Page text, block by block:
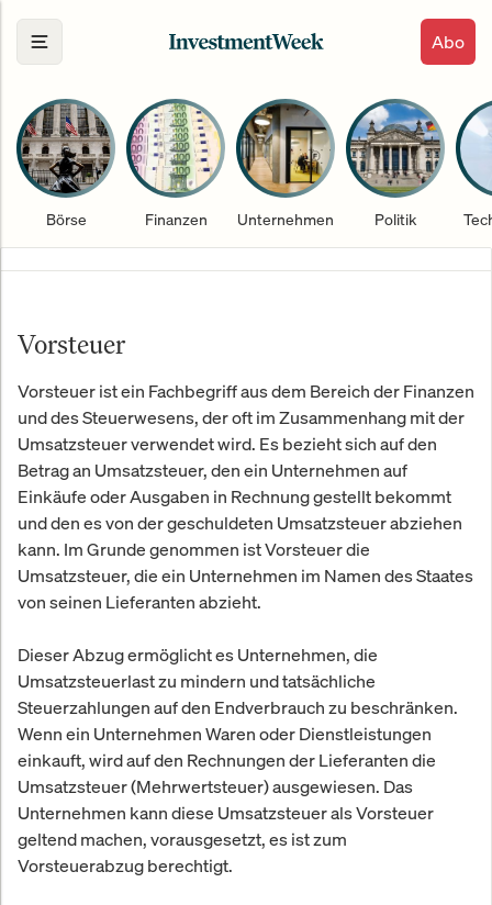
Abo
Börse Finanzen Unternehmen Politik
Vorsteuer
Vorsteuer ist ein Fachbegriff aus dem Bereich der Finanzen
und des Steuerwesens, der oft im Zusammenhang mit der
Umsatzsteuer verwendet wird. Es bezieht sich auf den
Betrag an Umsatzsteuer, den ein Unternehmen auf
Einkäufe oder Ausgaben in Rechnung gestellt bekommt
und den es von der geschuldeten Umsatzsteuer abziehen
kann. Im Grunde genommen ist Vorsteuer die
Umsatzsteuer, die ein Unternehmen im Namen des Staates
von seinen Lieferanten abzieht.
Dieser Abzug ermöglicht es Unternehmen, die
Umsatzsteuerlast zu mindern und tatsächliche
Steuerzahlungen auf den Endverbrauch zu beschränken.
Wenn ein Unternehmen Waren oder Dienstleistungen
einkauft, wird auf den Rechnungen der Lieferanten die
Umsatzsteuer (Mehrwertsteuer) ausgewiesen. Das
Unternehmen kann diese Umsatzsteuer als Vorsteuer
geltend machen, vorausgesetzt, es ist zum
Vorsteuerabzug berechtigt.